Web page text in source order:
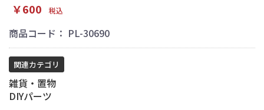
￥600 税込
商品コード： PL-30690
関連カテゴリ
雑貨・置物
DIYパーツ